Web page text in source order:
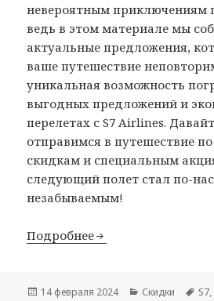
невероятным приключениям
ведь в этом материале мы
актуальные предложения,
ваше путешествие
уникальная возможность
выгодных предложений и
перелетах с S7 Airlines.
отправимся в путешествие
скидкам и специальным
следующий полет стал по-
незабываемым!
Подробнее
Опубликовано
14 февраля 2024 Рубрики
Скидки S7,